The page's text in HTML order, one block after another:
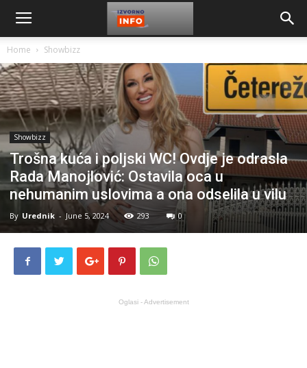
Home Showbizz
Showbizz
Trošna kuća i poljski WC! Ovdje je odrasla
Rada Manojlović: Ostavila oca u
nehumanim uslovima a ona odselila u vilu
By Urednik - June 5, 2024 293 0
Oglasi - Advertisement